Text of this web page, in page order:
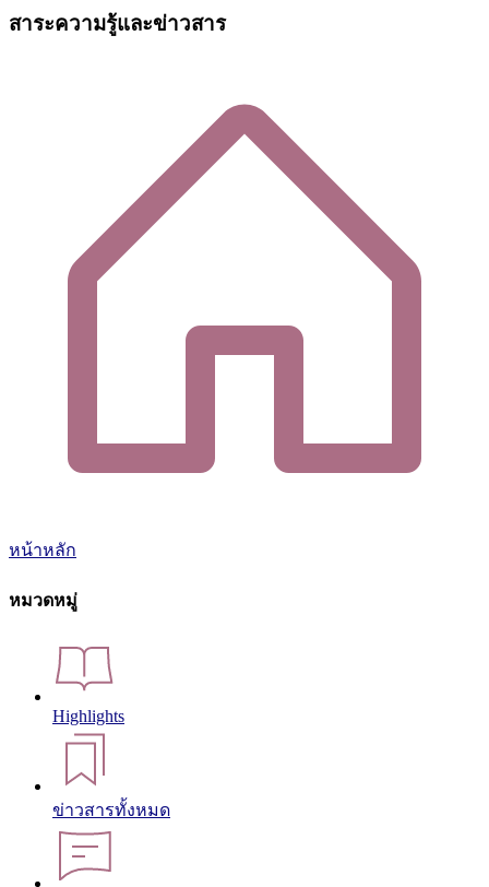
สาระความรู้และข่าวสาร
หน้าหลัก
หมวดหมู่
Highlights
ข่าวสารทั้งหมด